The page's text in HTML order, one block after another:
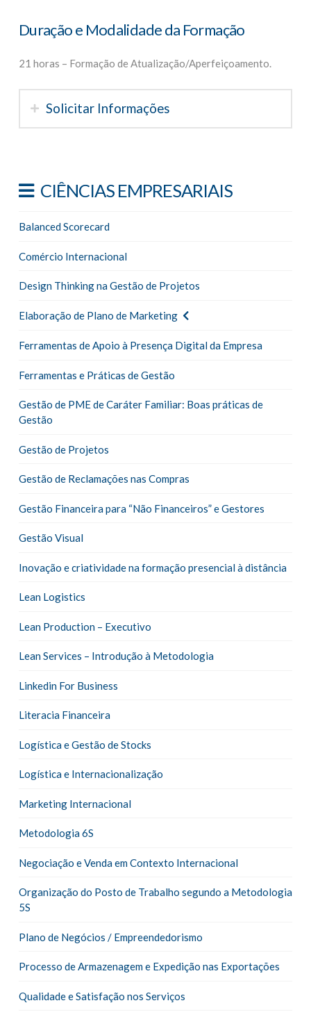
Duração e Modalidade da Formação
21 horas – Formação de Atualização/Aperfeiçoamento.
Solicitar Informações
CIÊNCIAS EMPRESARIAIS
Balanced Scorecard
Comércio Internacional
Design Thinking na Gestão de Projetos
Elaboração de Plano de Marketing
Ferramentas de Apoio à Presença Digital da Empresa
Ferramentas e Práticas de Gestão
Gestão de PME de Caráter Familiar: Boas práticas de
Gestão
Gestão de Projetos
Gestão de Reclamações nas Compras
Gestão Financeira para “Não Financeiros” e Gestores
Gestão Visual
Inovação e criatividade na formação presencial à distância
Lean Logistics
Lean Production – Executivo
Lean Services – Introdução à Metodologia
Linkedin For Business
Literacia Financeira
Logística e Gestão de Stocks
Logística e Internacionalização
Marketing Internacional
Metodologia 6S
Negociação e Venda em Contexto Internacional
Organização do Posto de Trabalho segundo a Metodologia
5S
Plano de Negócios / Empreendedorismo
Processo de Armazenagem e Expedição nas Exportações
Qualidade e Satisfação nos Serviços